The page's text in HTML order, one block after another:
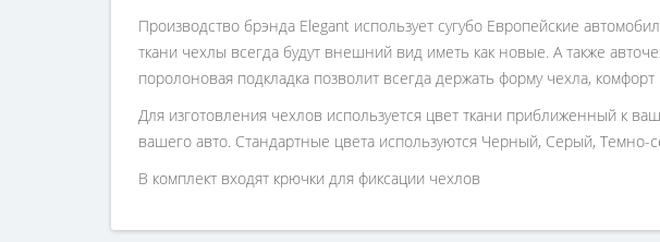
Производство брэнда Elegant использует сугубо Европейские
ткани чехлы всегда будут внешний вид иметь как новые. А также
поролоновая подкладка позволит всегда держать форму чехла,
Для изготовления чехлов используется цвет ткани приближенный к
вашего авто. Стандартные цвета используются Черный, Серый, Темно-
В комплект входят крючки для фиксации чехлов